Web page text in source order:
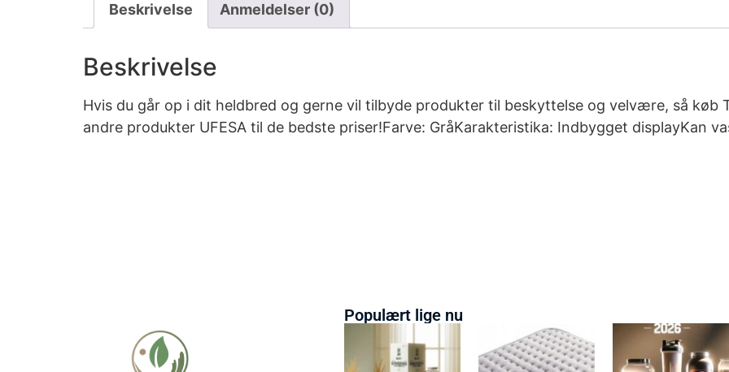
Beskrivelse Anmeldelser (0)
Beskrivelse
Hvis du går op i dit heldbred og gerne vil tilbyde produkter til beskyttelse og velvære, så køb
andre produkter UFESA til de bedste priser!Farve: GråKarakteristika: Indbygget displayKan
Populært lige nu